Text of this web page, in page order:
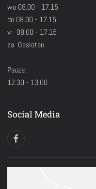
wo 08.00 - 17.15
do 08.00 - 17.15
vr 08.00 - 17.15
za Gesloten
Pauze:
12.30 - 13.00
Social Media